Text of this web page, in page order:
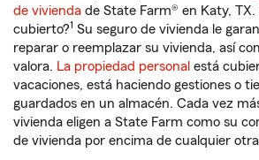
de vivienda de State Farm® en Katy,
cubierto?1 Su seguro de vivienda le
reparar o reemplazar su vivienda, así
valora. La propiedad personal está
vacaciones, está haciendo gestiones o
guardados en un almacén. Cada vez
vivienda eligen a State Farm como su
de vivienda por encima de cualquier